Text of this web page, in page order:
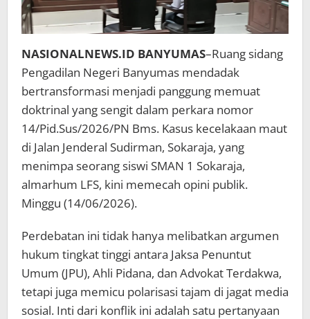
NASIONALNEWS.ID BANYUMAS–Ruang sidang
Pengadilan Negeri Banyumas mendadak
bertransformasi menjadi panggung memuat
doktrinal yang sengit dalam perkara nomor
14/Pid.Sus/2026/PN Bms. Kasus kecelakaan maut
di Jalan Jenderal Sudirman, Sokaraja, yang
menimpa seorang siswi SMAN 1 Sokaraja,
almarhum LFS, kini memecah opini publik.
Minggu (14/06/2026).
Perdebatan ini tidak hanya melibatkan argumen
hukum tingkat tinggi antara Jaksa Penuntut
Umum (JPU), Ahli Pidana, dan Advokat Terdakwa,
tetapi juga memicu polarisasi tajam di jagat media
sosial. Inti dari konflik ini adalah satu pertanyaan